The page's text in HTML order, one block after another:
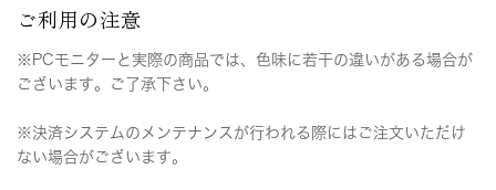
ご利用の注意
※PCモニターと実際の商品では、色味に若干の違いがある場合が
ございます。ご了承下さい。
※決済システムのメンテナンスが行われる際にはご注文いただけ
ない場合がございます。